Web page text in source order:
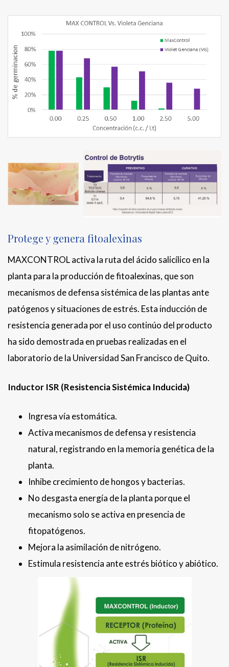
Protege y genera fitoalexinas
MAXCONTROL activa la ruta del ácido salicílico en la
planta para la producción de fitoalexinas, que son
mecanismos de defensa sistémica de las plantas ante
patógenos y situaciones de estrés. Esta inducción de
resistencia generada por el uso continúo del producto
ha sido demostrada en pruebas realizadas en el
laboratorio de la Universidad San Francisco de Quito.
Inductor ISR (Resistencia Sistémica Inducida)
Ingresa vía estomática.
Activa mecanismos de defensa y resistencia
natural, registrando en la memoria genética de la
planta.
Inhibe crecimiento de hongos y bacterias.
No desgasta energía de la planta porque el
mecanismo solo se activa en presencia de
fitopatógenos.
Mejora la asimilación de nitrógeno.
Estimula resistencia ante estrés biótico y abiótico.